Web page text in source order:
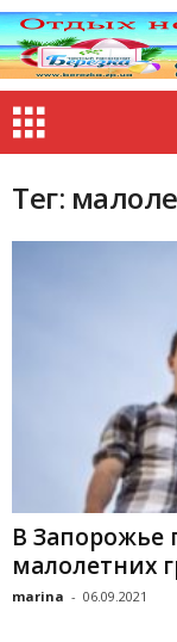
Тег:
В Запорожье
малолетних
marina - 06.09.2021